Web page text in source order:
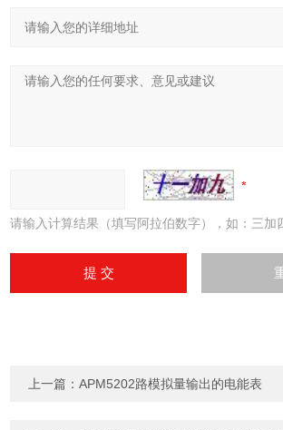
请输入计算结果（填写阿拉伯数字），如：三加
上一篇：APM5202路模拟量输出的电能表